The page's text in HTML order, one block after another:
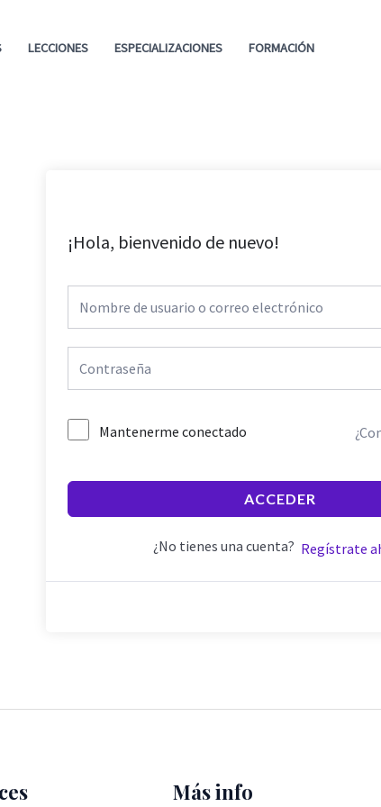
LECCIONES ESPECIALIZACIONES FORMACIÓN
¡Hola, bienvenido de nuevo!
Mantenerme conectado
ACCEDER
¿No tienes una cuenta? Regístrate
Más info